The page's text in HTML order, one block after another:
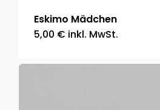
Eskimo Mädchen
5,00 € inkl. MwSt.